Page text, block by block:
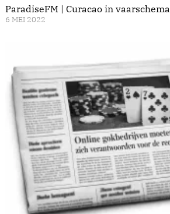
ParadiseFM | Curacao in
6 MEI 2022